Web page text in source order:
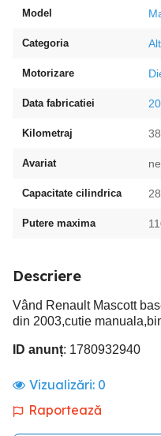
Model
Categoria
Motorizare
Data fabricatiei
Kilometraj
Avariat
Capacitate cilindrica
Putere maxima
Descriere
Vând Renault Mascott
din 2003,cutie
ID anunț: 1780932940
Vizualizări: 0
Raportează